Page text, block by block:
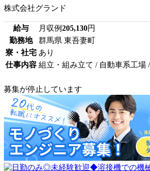
株式会社グランド
給与 月収例205,130円
勤務地
群馬県 東吾妻町
寮・社宅 あり
仕事内容 組立・組み立て / 自動車系工場
募集が停止しています